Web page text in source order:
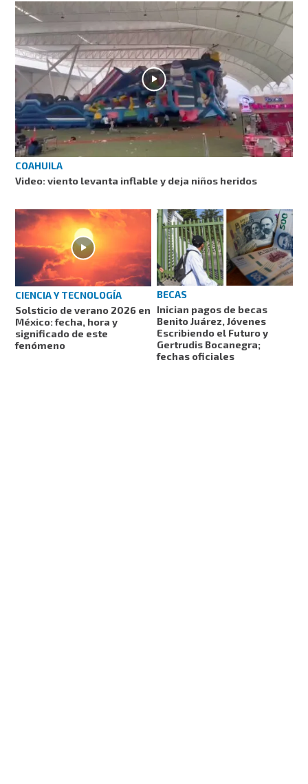
COAHUILA
Video: viento levanta inflable y deja niños heridos
CIENCIA Y TECNOLOGÍA
Solsticio de verano 2026 en
México: fecha, hora y
significado de este
fenómeno
BECAS
Inician pagos de becas
Benito Juárez, Jóvenes
Escribiendo el Futuro y
Gertrudis Bocanegra;
fechas oficiales